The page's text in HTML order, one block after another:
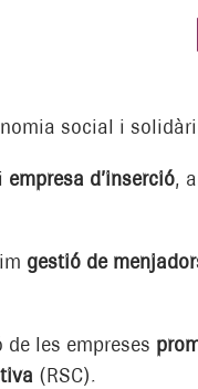
social i
i empresa d’inserció,
gestió de
les empreses
(RSC).